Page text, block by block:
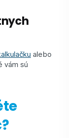
alebo
vám sú